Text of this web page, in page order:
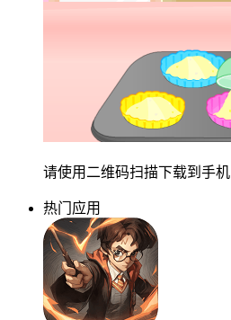
请使用二维码扫描下载到手机
热门应用